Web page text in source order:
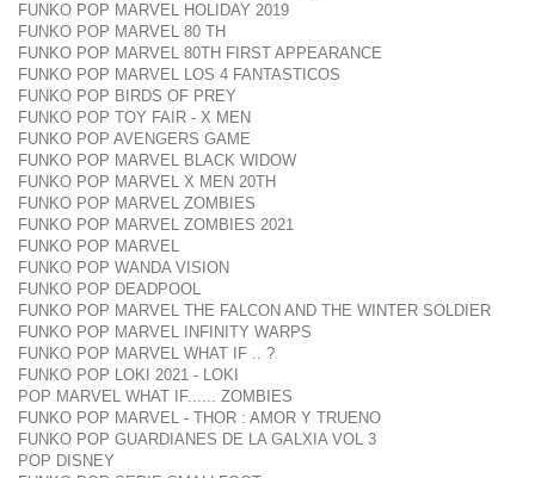
FUNKO POP MARVEL HOLIDAY 2019
FUNKO POP MARVEL 80 TH
FUNKO POP MARVEL 80TH FIRST APPEARANCE
FUNKO POP MARVEL LOS 4 FANTASTICOS
FUNKO POP BIRDS OF PREY
FUNKO POP TOY FAIR - X MEN
FUNKO POP AVENGERS GAME
FUNKO POP MARVEL BLACK WIDOW
FUNKO POP MARVEL X MEN 20TH
FUNKO POP MARVEL ZOMBIES
FUNKO POP MARVEL ZOMBIES 2021
FUNKO POP MARVEL
FUNKO POP WANDA VISION
FUNKO POP DEADPOOL
FUNKO POP MARVEL THE FALCON AND THE WINTER SOLDIER
FUNKO POP MARVEL INFINITY WARPS
FUNKO POP MARVEL WHAT IF .. ?
FUNKO POP LOKI 2021 - LOKI
POP MARVEL WHAT IF...... ZOMBIES
FUNKO POP MARVEL - THOR : AMOR Y TRUENO
FUNKO POP GUARDIANES DE LA GALXIA VOL 3
POP DISNEY